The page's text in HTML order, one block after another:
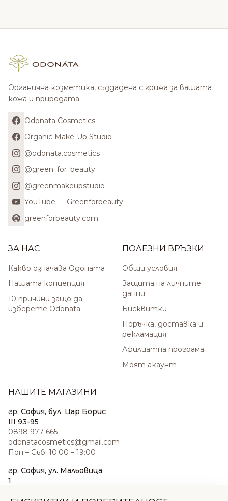
Органична козметика, създадена с грижа за вашата
кожа и природата.
Odonata Cosmetics
Organic Make-Up Studio
@odonata.cosmetics
@green_for_beauty
@greenmakeupstudio
YouTube — Greenforbeauty
greenforbeauty.com
ЗА НАС
Какво означава Одоната
Нашата концепция
10 причини защо да
изберете Odonata
ПОЛЕЗНИ ВРЪЗКИ
Общи условия
Защита на личните
данни
Бисквитки
Поръчка, доставка и
рекламация
Афилиатна програма
Моят акаунт
НАШИТЕ МАГАЗИНИ
гр. София, бул. Цар Борис
III 93-95
0898 977 665
odonatacosmetics@gmail.com
Пон – Съб: 10:00 – 19:00
гр. София, ул. Мальовица
1